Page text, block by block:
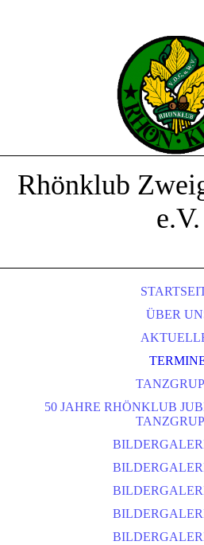
Rhönklub
e.V.
ÜBER
50 JAHRE RHÖNKLUB